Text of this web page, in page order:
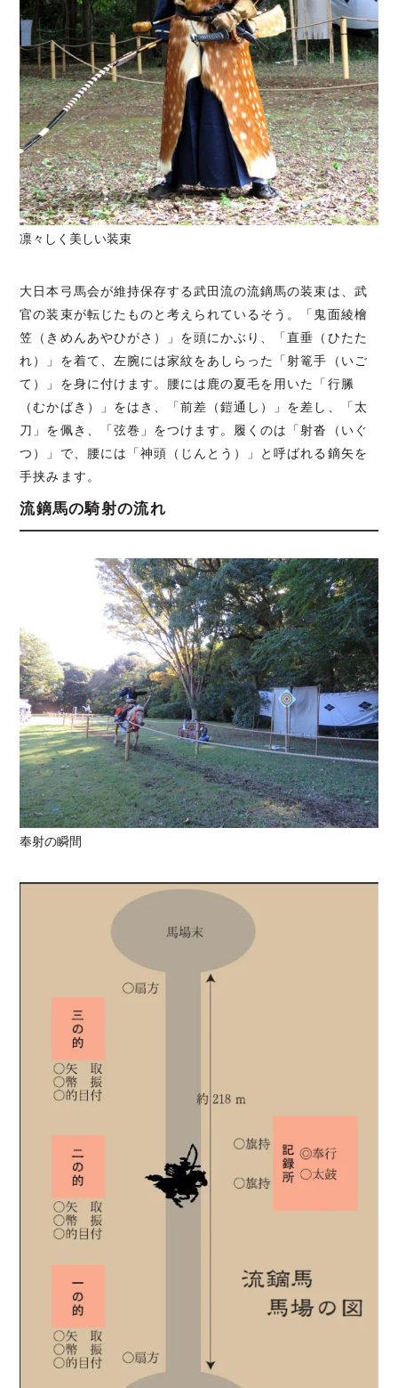
凛々しく美しい装束
大日本弓馬会が維持保存する武田流の流鏑馬の装束は、武
官の装束が転じたものと考えられているそう。「鬼面綾檜
笠（きめんあやひがさ）」を頭にかぶり、「直垂（ひたた
れ）」を着て、左腕には家紋をあしらった「射篭手（いご
て）」を身に付けます。腰には鹿の夏毛を用いた「行縢
（むかばき）」をはき、「前差（鎧通し）」を差し、「太
刀」を佩き、「弦巻」をつけます。履くのは「射沓（いぐ
つ）」で、腰には「神頭（じんとう）」と呼ばれる鏑矢を
手挟みます。
流鏑馬の騎射の流れ
奉射の瞬間